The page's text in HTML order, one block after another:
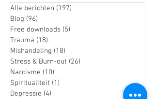
Alle berichten (197)
Blog (96)
Free downloads (5)
Trauma (18)
Mishandeling (18)
Stress & Burn-out (26)
Narcisme (10)
Spiritualiteit (1)
Depressie (4)